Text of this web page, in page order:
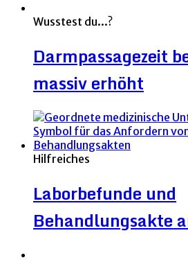
Wusstest du...?
Darmpassagezeit
massiv erhöht
Hilfreiches
Laborbefunde und
Behandlungsakte